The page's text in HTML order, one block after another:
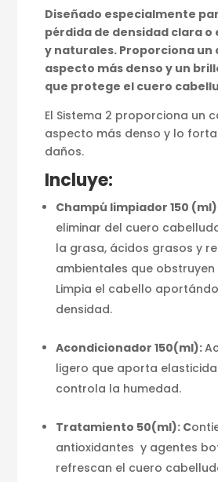
Diseñado especialmente
pérdida de densidad clara
y naturales. Proporciona un
aspecto más denso y un
que protege el cuero
El Sistema 2 proporciona un
aspecto más denso y lo
daños.
Incluye:
Champú limpiador 150
eliminar del cuero
la grasa, ácidos grasos y
ambientales que
Limpia el cabello
densidad.
Acondicionador 150(ml):
ligero que aporta
controla la humedad.
Tratamiento 50(ml): C
antioxidantes y agentes
refrescan el cuero